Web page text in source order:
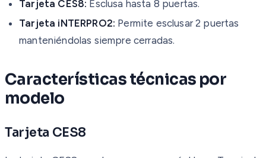
Tarjeta CES8: Esclusa hasta 8 puertas.
Tarjeta iNTERPRO2: Permite esclusar 2 puertas
manteniéndolas siempre cerradas.
Características técnicas por
modelo
Tarjeta CES8